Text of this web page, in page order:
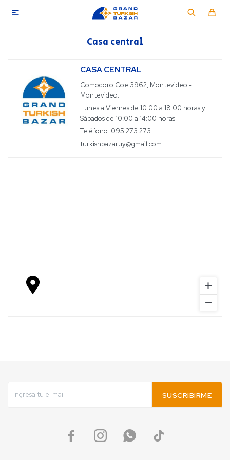

Casa central
CASA CENTRAL
Comodoro Coe 3962, Montevideo -
Montevideo.
Lunes a Viernes de 10:00 a 18:00 horas y
Sábados de 10:00 a 14:00 horas
Teléfono: 095 273 273
turkishbazaruy@gmail.com
SUSCRIBIRME
   